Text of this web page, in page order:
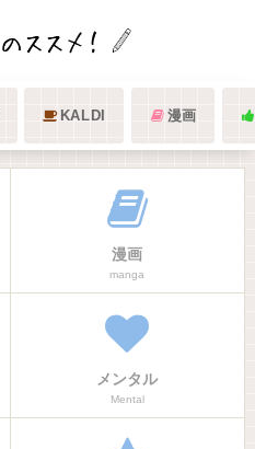
KALDI 漫画
漫画
manga
メンタル
Mental